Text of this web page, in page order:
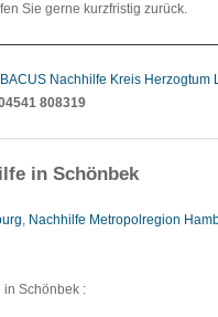
Sie gerne kurzfristig zurück.
Nachhilfe Kreis Herzogtum
808319
in Schönbek
, Nachhilfe Metropolregion
in Schönbek :